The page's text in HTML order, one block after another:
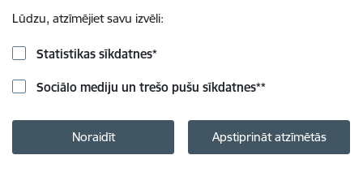
Lūdzu, atzīmējiet savu izvēli:
Statistikas sīkdatnes*
Sociālo mediju un trešo pušu sīkdatnes**
Noraidīt Apstiprināt atzīmētās